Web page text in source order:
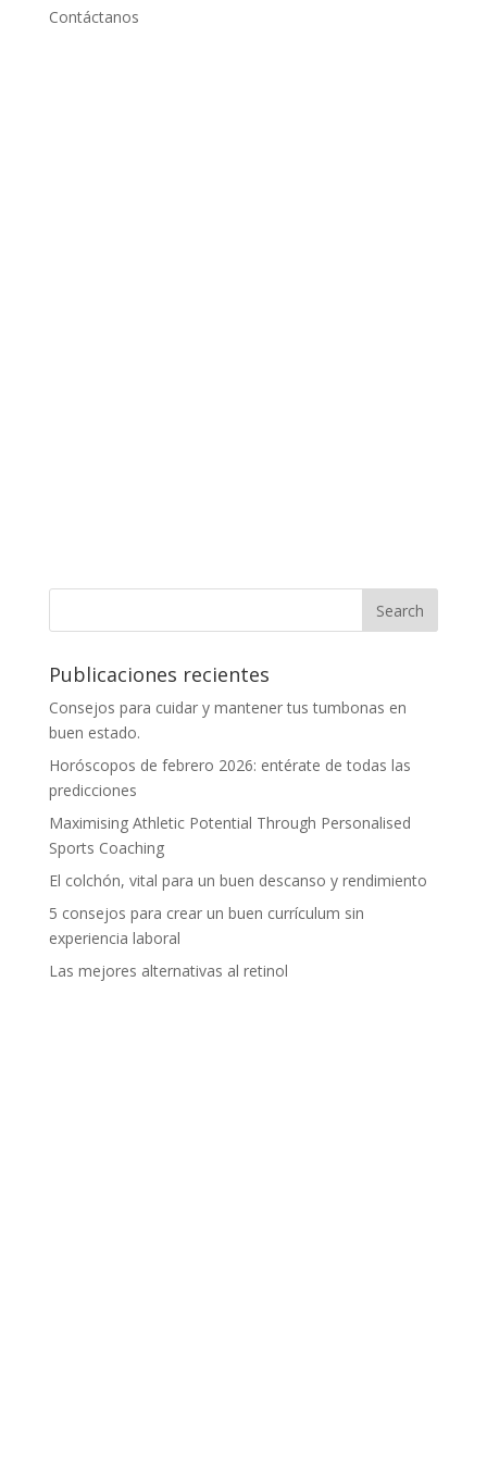
Contáctanos
Publicaciones recientes
Consejos para cuidar y mantener tus tumbonas en
buen estado.
Horóscopos de febrero 2026: entérate de todas las
predicciones
Maximising Athletic Potential Through Personalised
Sports Coaching
El colchón, vital para un buen descanso y rendimiento
5 consejos para crear un buen currículum sin
experiencia laboral
Las mejores alternativas al retinol